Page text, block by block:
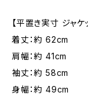
【平置き実寸 ジャケ
着丈：約 62cm
肩幅：約 41cm
袖丈：約 58cm
身幅：約 49cm